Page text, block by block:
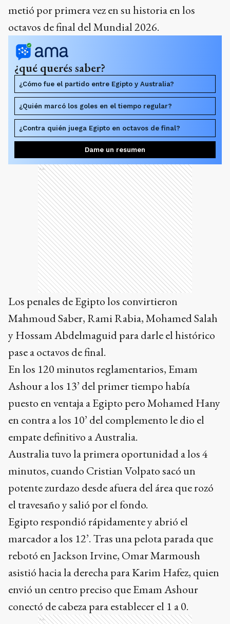
metió por primera vez en su historia en los
octavos de final del Mundial 2026.
¿qué querés saber?
¿Cómo fue el partido entre Egipto y Australia?
¿Quién marcó los goles en el tiempo regular?
¿Contra quién juega Egipto en octavos de final?
Dame un resumen
Ads
Los penales de Egipto los convirtieron
Mahmoud Saber, Rami Rabia, Mohamed Salah
y Hossam Abdelmaguid para darle el histórico
pase a octavos de final.
En los 120 minutos reglamentarios, Emam
Ashour a los 13’ del primer tiempo había
puesto en ventaja a Egipto pero Mohamed Hany
en contra a los 10’ del complemento le dio el
empate definitivo a Australia.
Australia tuvo la primera oportunidad a los 4
minutos, cuando Cristian Volpato sacó un
potente zurdazo desde afuera del área que rozó
el travesaño y salió por el fondo.
Egipto respondió rápidamente y abrió el
marcador a los 12’. Tras una pelota parada que
rebotó en Jackson Irvine, Omar Marmoush
asistió hacia la derecha para Karim Hafez, quien
envió un centro preciso que Emam Ashour
conectó de cabeza para establecer el 1 a 0.
Ads